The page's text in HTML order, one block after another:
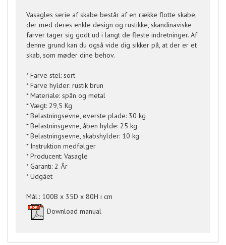
Vasagles serie af skabe består af en række flotte skabe,
der med deres enkle design og rustikke, skandinaviske
farver tager sig godt ud i langt de fleste indretninger. Af
denne grund kan du også vide dig sikker på, at der er et
skab, som møder dine behov.
* Farve stel: sort
* Farve hylder: rustik brun
* Materiale: spån og metal
* Vægt: 29,5 Kg
* Belastningsevne, øverste plade: 30 kg
* Belastninsgevne, åben hylde: 25 kg
* Belastningsevne, skabshylder: 10 kg
* Instruktion medfølger
* Producent: Vasagle
* Garanti: 2 År
* Udgået
Mål.: 100B x 35D x 80H i cm
Download manual